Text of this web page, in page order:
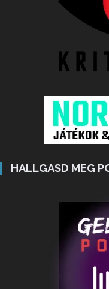
HALLGASD MEG